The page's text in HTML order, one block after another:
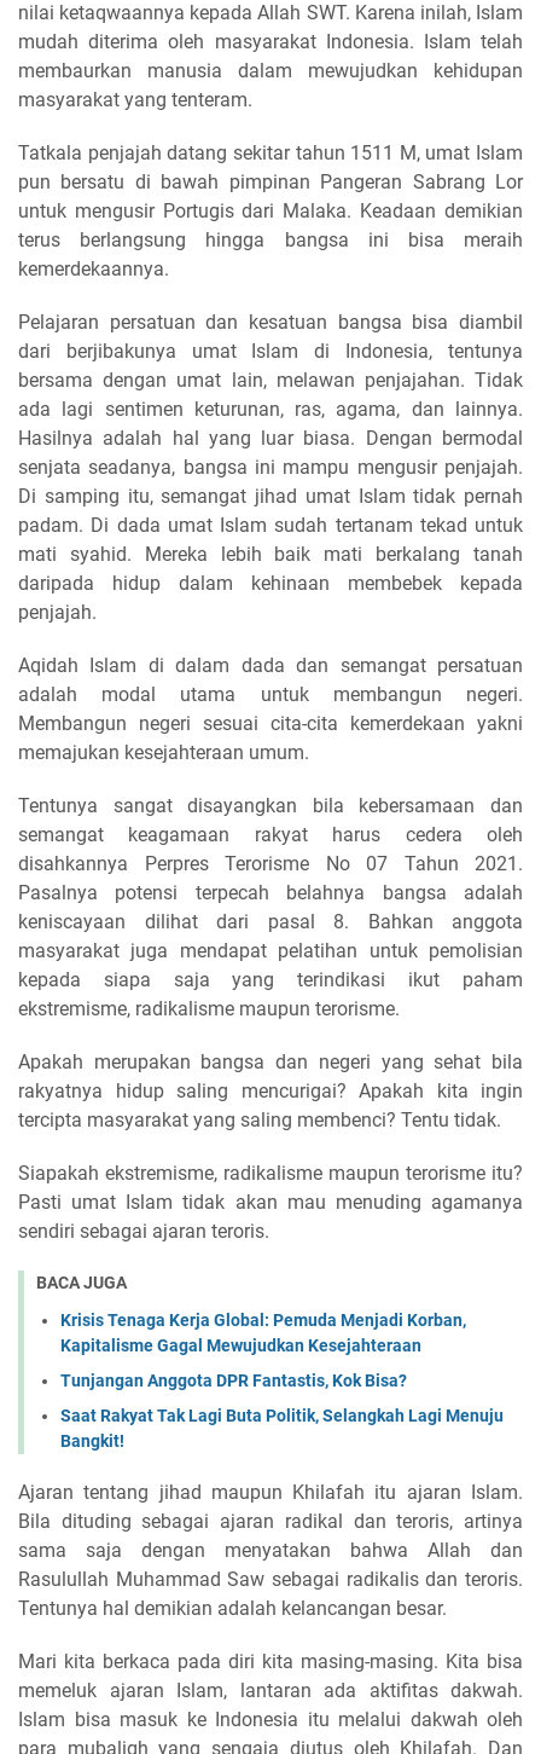
nilai ketaqwaannya kepada Allah SWT. Karena inilah, Islam
mudah diterima oleh masyarakat Indonesia. Islam telah
membaurkan manusia dalam mewujudkan kehidupan
masyarakat yang tenteram.
Tatkala penjajah datang sekitar tahun 1511 M, umat Islam
pun bersatu di bawah pimpinan Pangeran Sabrang Lor
untuk mengusir Portugis dari Malaka. Keadaan demikian
terus berlangsung hingga bangsa ini bisa meraih
kemerdekaannya.
Pelajaran persatuan dan kesatuan bangsa bisa diambil
dari berjibakunya umat Islam di Indonesia, tentunya
bersama dengan umat lain, melawan penjajahan. Tidak
ada lagi sentimen keturunan, ras, agama, dan lainnya.
Hasilnya adalah hal yang luar biasa. Dengan bermodal
senjata seadanya, bangsa ini mampu mengusir penjajah.
Di samping itu, semangat jihad umat Islam tidak pernah
padam. Di dada umat Islam sudah tertanam tekad untuk
mati syahid. Mereka lebih baik mati berkalang tanah
daripada hidup dalam kehinaan membebek kepada
penjajah.
Aqidah Islam di dalam dada dan semangat persatuan
adalah modal utama untuk membangun negeri.
Membangun negeri sesuai cita-cita kemerdekaan yakni
memajukan kesejahteraan umum.
Tentunya sangat disayangkan bila kebersamaan dan
semangat keagamaan rakyat harus cedera oleh
disahkannya Perpres Terorisme No 07 Tahun 2021.
Pasalnya potensi terpecah belahnya bangsa adalah
keniscayaan dilihat dari pasal 8. Bahkan anggota
masyarakat juga mendapat pelatihan untuk pemolisian
kepada siapa saja yang terindikasi ikut paham
ekstremisme, radikalisme maupun terorisme.
Apakah merupakan bangsa dan negeri yang sehat bila
rakyatnya hidup saling mencurigai? Apakah kita ingin
tercipta masyarakat yang saling membenci? Tentu tidak.
Siapakah ekstremisme, radikalisme maupun terorisme itu?
Pasti umat Islam tidak akan mau menuding agamanya
sendiri sebagai ajaran teroris.
BACA JUGA
Krisis Tenaga Kerja Global: Pemuda Menjadi Korban,
Kapitalisme Gagal Mewujudkan Kesejahteraan
Tunjangan Anggota DPR Fantastis, Kok Bisa?
Saat Rakyat Tak Lagi Buta Politik, Selangkah Lagi Menuju
Bangkit!
Ajaran tentang jihad maupun Khilafah itu ajaran Islam.
Bila dituding sebagai ajaran radikal dan teroris, artinya
sama saja dengan menyatakan bahwa Allah dan
Rasulullah Muhammad Saw sebagai radikalis dan teroris.
Tentunya hal demikian adalah kelancangan besar.
Mari kita berkaca pada diri kita masing-masing. Kita bisa
memeluk ajaran Islam, lantaran ada aktifitas dakwah.
Islam bisa masuk ke Indonesia itu melalui dakwah oleh
para mubaligh yang sengaja diutus oleh Khilafah. Dan